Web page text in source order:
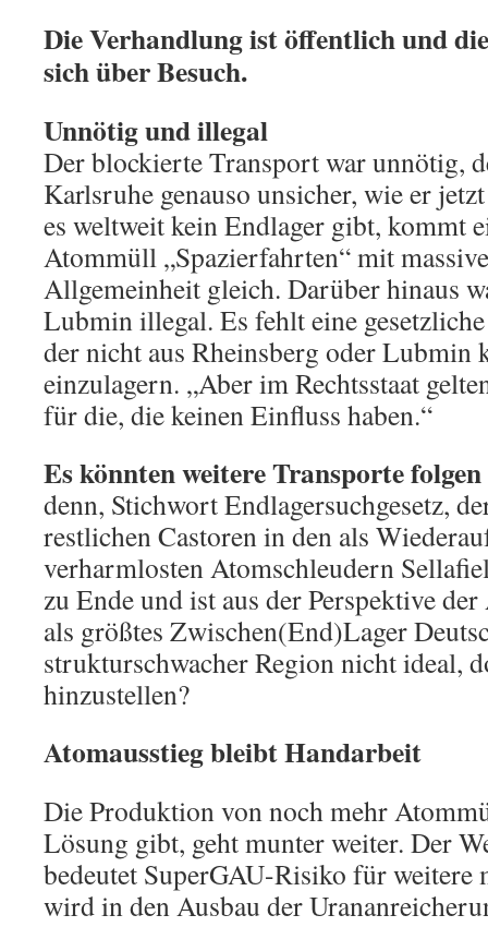
Die Verhandlung ist öffentlich und
sich über Besuch.
Unnötig und illegal
Der blockierte Transport war unnötig,
Karlsruhe genauso unsicher, wie er
es weltweit kein Endlager gibt, kommt
Atommüll „Spazierfahrten“ mit
Allgemeinheit gleich. Darüber hinaus
Lubmin illegal. Es fehlt eine
der nicht aus Rheinsberg oder Lubmin
einzulagern. „Aber im Rechtsstaat
für die, die keinen Einfluss haben.“
Es könnten weitere Transporte folgen
denn, Stichwort Endlagersuchgesetz,
restlichen Castoren in den als
verharmlosten Atomschleudern
zu Ende und ist aus der Perspektive
als größtes Zwischen(End)Lager
strukturschwacher Region nicht ideal,
hinzustellen?
Atomausstieg bleibt Handarbeit
Die Produktion von noch mehr
Lösung gibt, geht munter weiter. Der
bedeutet SuperGAU-Risiko für weitere
wird in den Ausbau der